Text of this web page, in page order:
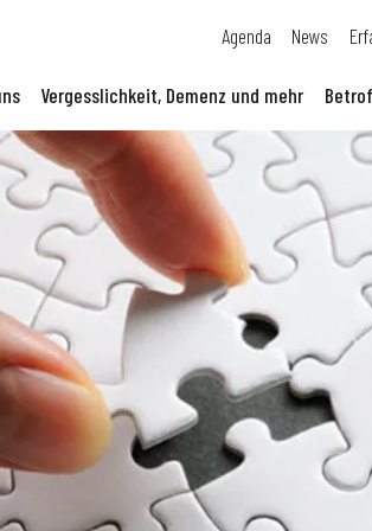
Agenda News
Vergesslichkeit, Demenz und mehr